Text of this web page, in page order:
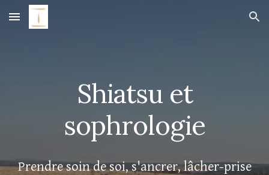
Skip to main content Skip to navigation
Shiatsu et
sophrologie
Prendre soin de soi, s'ancrer, lâcher-prise